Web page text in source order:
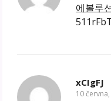
에볼루
xCIgFJ
10